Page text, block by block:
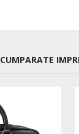
CUMPARATE